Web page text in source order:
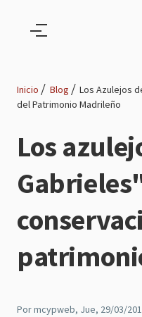
de
navegación
Inicio Blog
Los Azulejos
del Patrimonio Madrileño
Los
Pormcypweb, Jue, 29/03/